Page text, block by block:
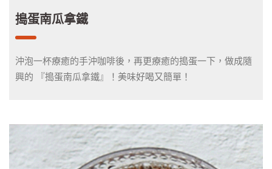
搗蛋南瓜拿鐵
沖泡一杯療癒的手沖咖啡後，再更療癒的搗蛋一下，做成隨
興的 『搗蛋南瓜拿鐵』！美味好喝又簡單！